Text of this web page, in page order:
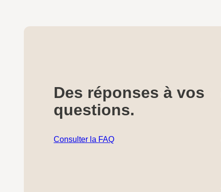
Des réponses à vos
questions.
Consulter la FAQ